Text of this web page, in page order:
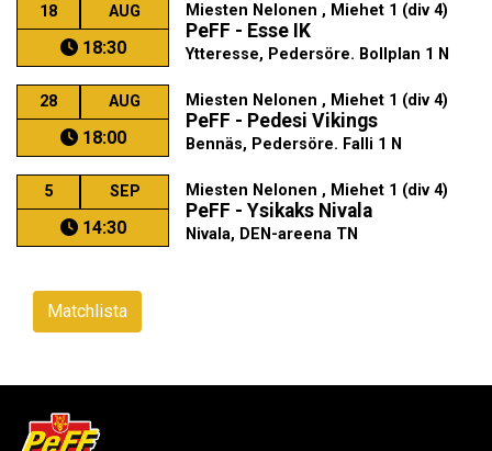
18 AUG
18:30
Miesten Nelonen , Miehet 1 (div 4)
PeFF - Esse IK
Ytteresse, Pedersöre. Bollplan 1 N
28 AUG
18:00
Miesten Nelonen , Miehet 1 (div 4)
PeFF - Pedesi Vikings
Bennäs, Pedersöre. Falli 1 N
5 SEP
14:30
Miesten Nelonen , Miehet 1 (div 4)
PeFF - Ysikaks Nivala
Nivala, DEN-areena TN
Matchlista